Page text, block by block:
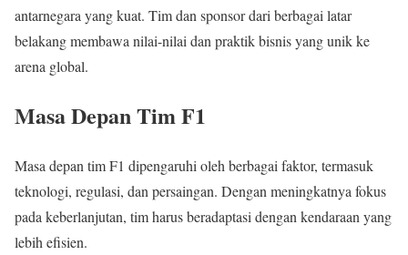
antarnegara yang kuat. Tim dan sponsor dari berbagai latar
belakang membawa nilai-nilai dan praktik bisnis yang unik ke
arena global.
Masa Depan Tim F1
Masa depan tim F1 dipengaruhi oleh berbagai faktor, termasuk
teknologi, regulasi, dan persaingan. Dengan meningkatnya fokus
pada keberlanjutan, tim harus beradaptasi dengan kendaraan yang
lebih efisien.